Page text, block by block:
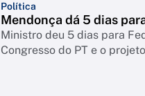
Política
Mendonça dá 5 dias
Ministro deu 5 dias para
Congresso do PT e o